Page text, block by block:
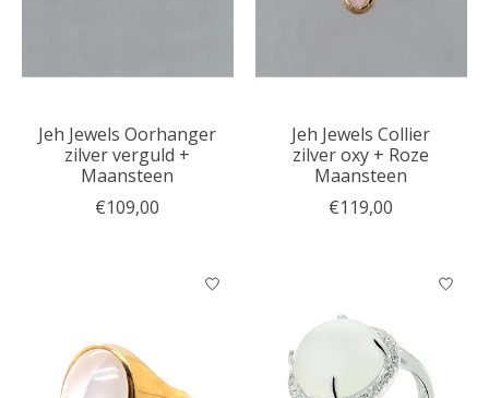
Jeh Jewels Oorhanger
zilver verguld +
Maansteen
€109,00
Jeh Jewels Collier
zilver oxy + Roze
Maansteen
€119,00